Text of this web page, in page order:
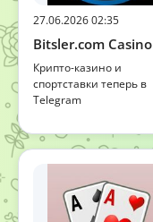
27.06.2026 02:35
Bitsler.com Casino
Крипто-казино и
спортставки теперь в
Telegram